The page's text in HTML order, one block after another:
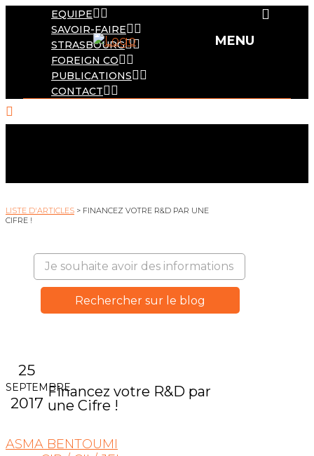
EQUIPE
SAVOIR-FAIRE
STRASBOURG
FOREIGN CO
PUBLICATIONS
CONTACT
LISTE D'ARTICLES > FINANCEZ VOTRE R&D PAR UNE
CIFRE !
25
SEPTEMBRE
2017
Financez votre R&D par
une Cifre !
ASMA BENTOUMI